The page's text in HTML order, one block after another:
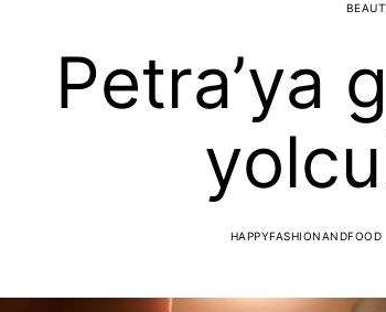
Petra’ya
HAPPYFASHIONANDFOOD